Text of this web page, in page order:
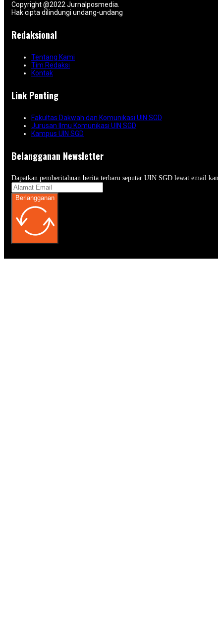
Copyright @2022 Jurnalposmedia.
Hak cipta dilindungi undang-undang
Redaksional
Tentang Kami
Tim Redaksi
Kontak
Link Penting
Fakultas Dakwah dan Komunikasi UIN SGD
Jurusan Ilmu Komunikasi UIN SGD
Kampus UIN SGD
Belangganan Newsletter
Dapatkan pemberitahuan berita terbaru seputar UIN SGD lewat email
Berlangganan